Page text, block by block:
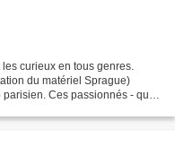
curieux en tous genres.
du matériel Sprague)
Ces passionnés - qui